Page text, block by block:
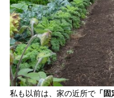
私も以前は、家の近所で「固